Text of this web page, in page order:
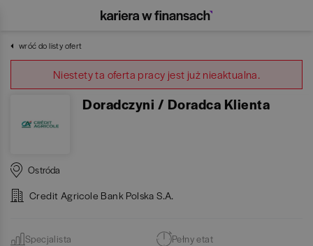
wróć do listy ofert
Niestety ta oferta pracy jest już nieaktualna.
Doradczyni / Doradca Klienta
Ostróda
Credit Agricole Bank Polska S.A.
Specjalista Pełny etat